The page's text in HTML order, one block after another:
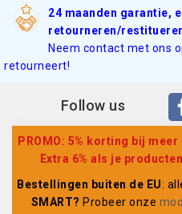
24 maanden garantie,
retourneren/
Neem contact met ons
retourneert!
Follow us
PROMO: 5% korting bij
Extra 6% als je
Bestellingen buiten de EU:
SMART? Probeer onze